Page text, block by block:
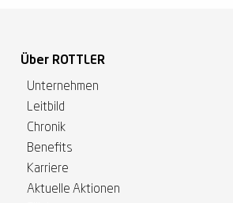
Über ROTTLER
Unternehmen
Leitbild
Chronik
Benefits
Karriere
Aktuelle Aktionen